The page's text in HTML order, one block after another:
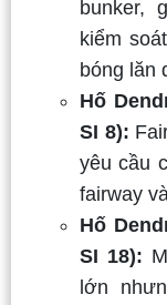
bunker,
kiểm
bóng lăn
Hố
SI 8):
yêu cầu
fairway
Hố
SI 18):
lớn nhưn